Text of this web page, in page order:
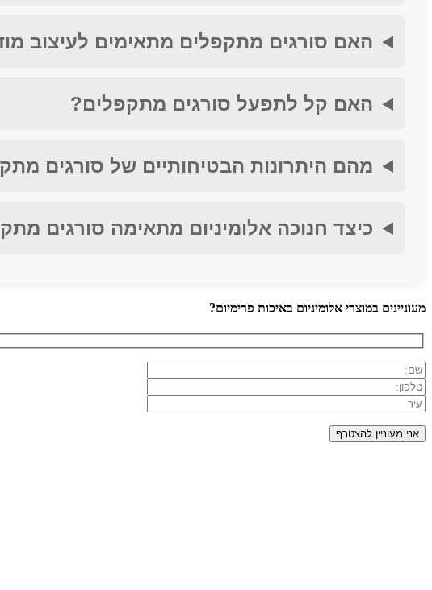
האם סורגים מתקפלים מתאימים לעיצוב
האם קל לתפעל סורגים מתקפלים?
מהם היתרונות הבטיחותיים של סורגים
כיצד חנוכה אלומיניום מתאימה סורגים
מעוניינים במוצרי אלומיניום באיכות פרימיום?